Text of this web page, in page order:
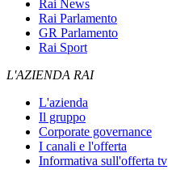
Rai News
Rai Parlamento
GR Parlamento
Rai Sport
L'AZIENDA RAI
L'azienda
Il gruppo
Corporate governance
I canali e l'offerta
Informativa sull'offerta tv